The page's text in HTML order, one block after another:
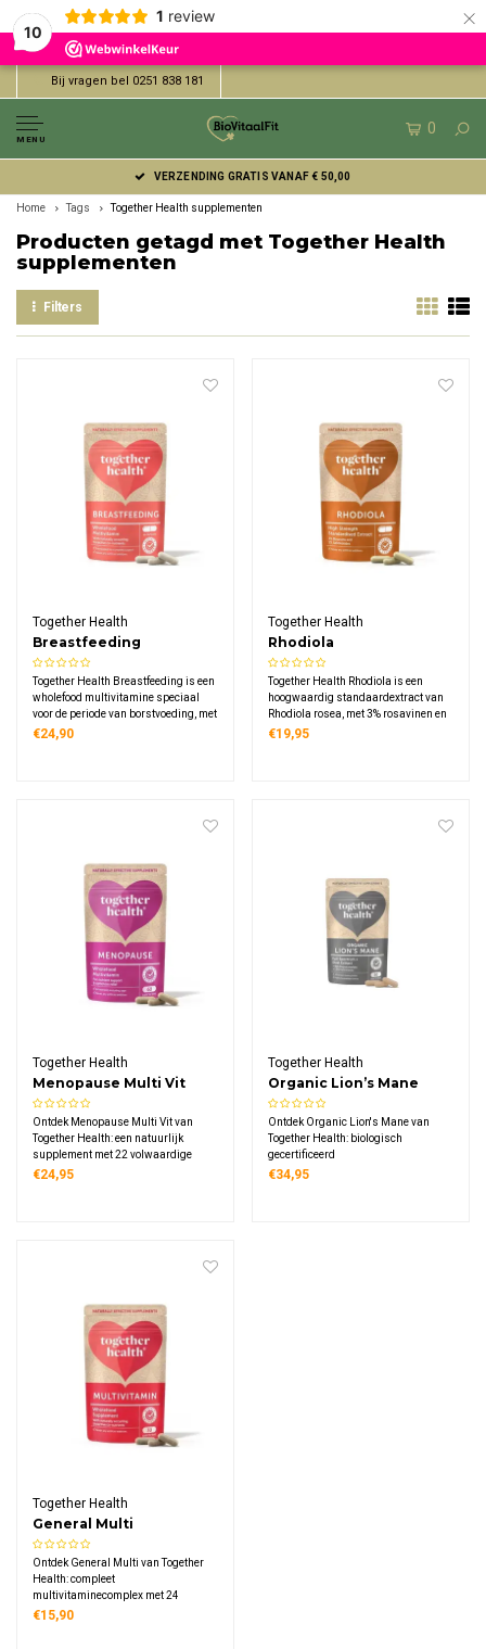
10
1 review ×
Bij vragen bel 0251 838 181
MENU
0
VERZENDING GRATIS VANAF € 50,00
Home Tags Together Health supplementen
Producten getagd met Together Health
supplementen
Filters
Together Health
Breastfeeding
Together Health Breastfeeding is een
wholefood multivitamine speciaal
voor de periode van borstvoeding, met
ijzer, B12, magnesium, jodium en
€24,90
Together Health
Rhodiola
Together Health Rhodiola is een
hoogwaardig standaardextract van
Rhodiola rosea, met 3% rosavinen en
1% salidrosiden. Natuurlijk
€19,95
Together Health
Menopause Multi Vit
Ontdek Menopause Multi Vit van
Together Health: een natuurlijk
supplement met 22 volwaardige
vitamines, mineralen en
€24,95
Together Health
Organic Lion’s Mane
Ontdek Organic Lion's Mane van
Together Health: biologisch
gecertificeerd
paddenstoelensupplement met
€34,95
Together Health
General Multi
Ontdek General Multi van Together
Health: compleet
multivitaminecomplex met 24
vitamines en mineralen uit
€15,90